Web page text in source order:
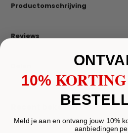
Productomschrijving
Reviews
Recent bekeken
10% KORTING
Meld je aan en ontvang jouw 10%
aanbiedingen